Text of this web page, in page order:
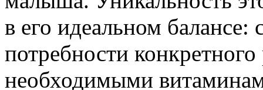
в его идеальном балансе:
потребности
необходимыми